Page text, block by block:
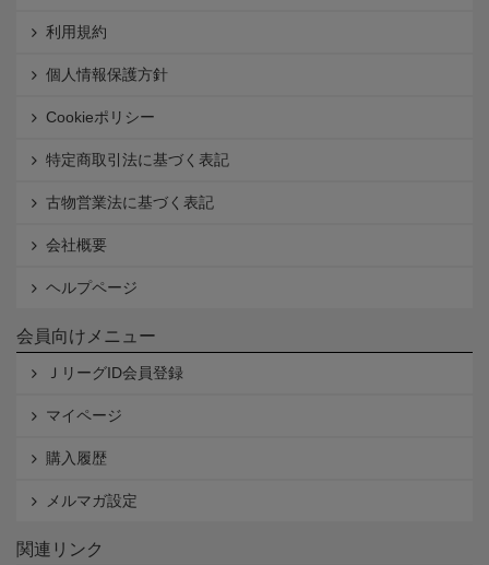
利用規約
個人情報保護方針
Cookieポリシー
特定商取引法に基づく表記
古物営業法に基づく表記
会社概要
ヘルプページ
会員向けメニュー
ＪリーグID会員登録
マイページ
購入履歴
メルマガ設定
関連リンク